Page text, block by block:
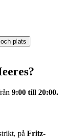
plats
9:00 till 20:00.
på Fritz-